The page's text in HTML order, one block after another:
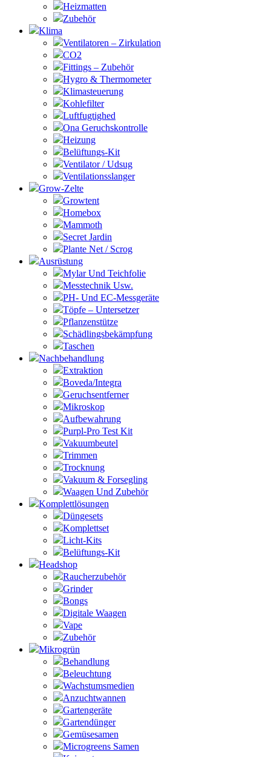
Heizmatten
Zubehör
Klima
Ventilatoren – Zirkulation
CO2
Fittings – Zubehör
Hygro & Thermometer
Klimasteuerung
Kohlefilter
Luftfugtighed
Ona Geruchskontrolle
Heizung
Belüftungs-Kit
Ventilator / Udsug
Ventilationsslanger
Grow-Zelte
Growtent
Homebox
Mammoth
Secret Jardin
Plante Net / Scrog
Ausrüstung
Mylar Und Teichfolie
Messtechnik Usw.
PH- Und EC-Messgeräte
Töpfe – Untersetzer
Pflanzenstütze
Schädlingsbekämpfung
Taschen
Nachbehandlung
Extraktion
Boveda/Integra
Geruchsentferner
Mikroskop
Aufbewahrung
Purpl-Pro Test Kit
Vakuumbeutel
Trimmen
Trocknung
Vakuum & Forsegling
Waagen Und Zubehör
Komplettlösungen
Düngesets
Komplettset
Licht-Kits
Belüftungs-Kit
Headshop
Raucherzubehör
Grinder
Bongs
Digitale Waagen
Vape
Zubehör
Mikrogrün
Behandlung
Beleuchtung
Wachstumsmedien
Anzuchtwannen
Gartengeräte
Gartendünger
Gemüsesamen
Microgreens Samen